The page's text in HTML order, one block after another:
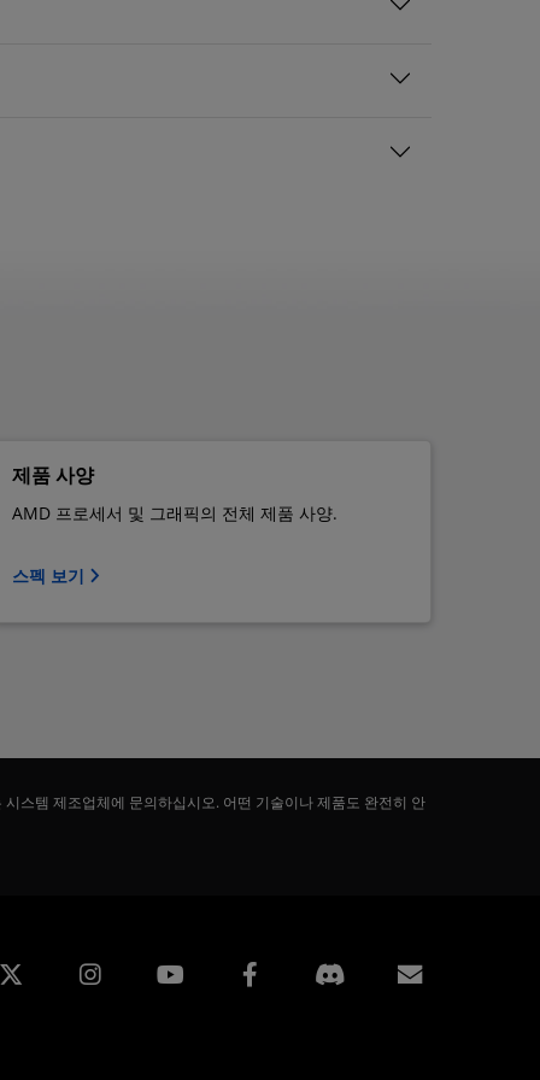
제품 사양
AMD 프로세서 및 그래픽의 전체 제품 사양.
스펙 보기
스템 제조업체에 문의하십시오. 어떤 기술이나 제품도 완전히 안
Instagram Facebook